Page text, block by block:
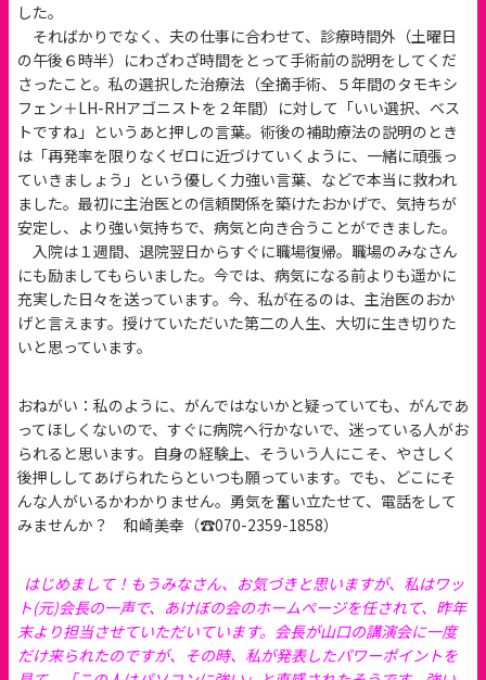
した。
そればかりでなく、夫の仕事に合わせて、診療時間外（土曜日
の午後６時半）にわざわざ時間をとって手術前の説明をしてくだ
さったこと。私の選択した治療法（全摘手術、５年間のタモキシ
フェン＋LH-RHアゴニストを２年間）に対して「いい選択、ベス
トですね」というあと押しの言葉。術後の補助療法の説明のとき
は「再発率を限りなくゼロに近づけていくように、一緒に頑張っ
ていきましょう」という優しく力強い言葉、などで本当に救われ
ました。最初に主治医との信頼関係を築けたおかげで、気持ちが
安定し、より強い気持ちで、病気と向き合うことができました。
入院は１週間、退院翌日からすぐに職場復帰。職場のみなさん
にも励ましてもらいました。今では、病気になる前よりも遥かに
充実した日々を送っています。今、私が在るのは、主治医のおか
げと言えます。授けていただいた第二の人生、大切に生き切りた
いと思っています。
おねがい：私のように、がんではないかと疑っていても、がんであ
ってほしくないので、すぐに病院へ行かないで、迷っている人がお
られると思います。自身の経験上、そういう人にこそ、やさしく
後押ししてあげられたらといつも願っています。でも、どこにそ
んな人がいるかわかりません。勇気を奮い立たせて、電話をして
みませんか？ 和崎美幸（☎︎070-2359-1858）
はじめまして！もうみなさん、お気づきと思いますが、私はワッ
ト(元)会長の一声で、あけぼの会のホームページを任されて、昨年
末より担当させていただいています。会長が山口の講演会に一度
だけ来られたのですが、その時、私が発表したパワーポイントを